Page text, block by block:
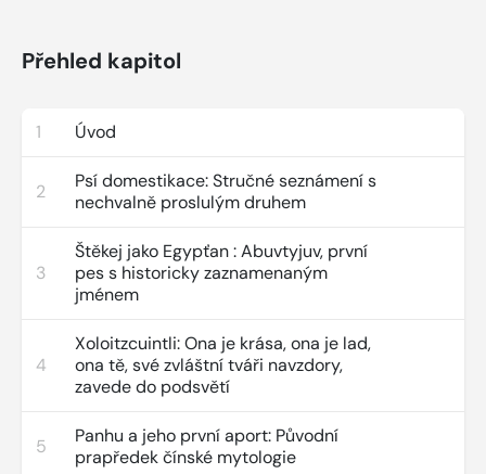
Přehled kapitol
1 Úvod
2
Psí domestikace: Stručné seznámení s
nechvalně proslulým druhem
3
Štěkej jako Egypťan : Abuvtyjuv, první
pes s historicky zaznamenaným
jménem
4
Xoloitzcuintli: Ona je krása, ona je lad,
ona tě, své zvláštní tváři navzdory,
zavede do podsvětí
5
Panhu a jeho první aport: Původní
prapředek čínské mytologie